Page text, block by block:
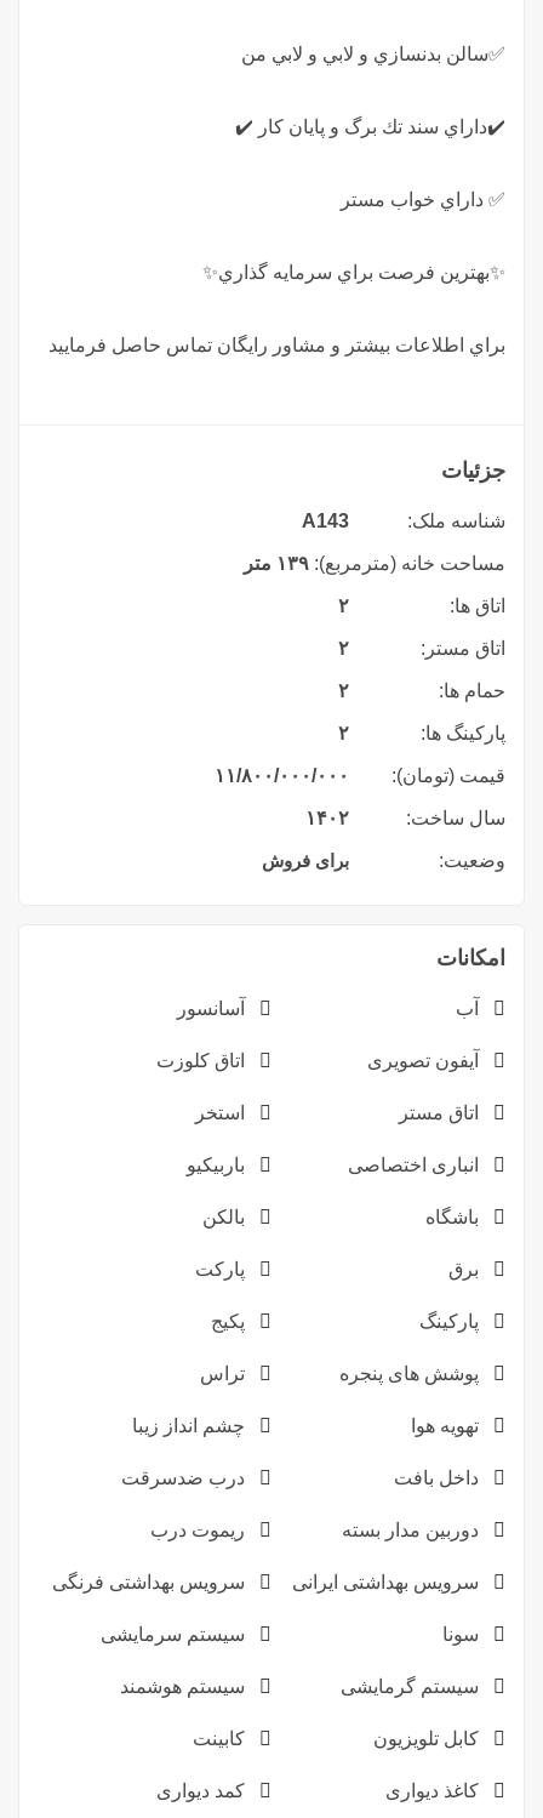
✅سالن بدنسازي و لابي و لابي من
✔️داراي سند تك برگ و پايان كار ✔️
✅ داراي خواب مستر
✨بهترين فرصت براي سرمايه گذاري✨
براي اطلاعات بيشتر و مشاور رايگان تماس حاصل فرماييد
جزئیات
شناسه ملک: A143
مساحت خانه (مترمربع): ۱۳۹ متر
اتاق ها: ۲
اتاق مستر: ۲
حمام ها: ۲
پارکینگ ها: ۲
قیمت (تومان): ١١/٨٠٠/٠٠٠/٠٠٠
سال ساخت: ۱۴۰۲
وضعیت: برای فروش
امکانات
آب آسانسور
آیفون تصویری اتاق کلوزت
اتاق مستر استخر
انباری اختصاصی باربیکیو
باشگاه بالکن
برق پارکت
پارکینگ پکیج
پوشش های پنجره تراس
تهویه هوا چشم انداز زیبا
داخل بافت درب ضدسرقت
دوربین مدار بسته ریموت درب
سرویس بهداشتی ایرانی سرویس بهداشتی فرنگی
سونا سیستم سرمایشی
سیستم گرمایشی سیستم هوشمند
کابل تلویزیون کابینت
کاغذ دیواری کمد دیواری